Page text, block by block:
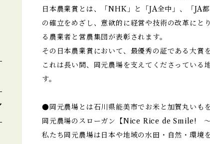
日本農業賞とは、「NHK」と「JA全中」、「JA
の確立をめざし、意欲的に経営や技術の改革にと
る農業者と営農集団が表彰されます。
その日本農業賞において、最優秀の証である大賞
これは長い間、岡元農場を支えてくださっている
す。
●岡元農場とは石川県能美市でお米と加賀丸いも
岡元農場のスローガン【Nice Rice de Smile! ～
私たち岡元農場は日本や地域の水田・自然・環境